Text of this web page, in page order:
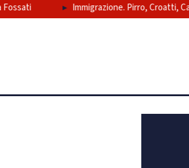
Immigrazione. Pirro, Croatti,